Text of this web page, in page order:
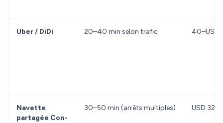
Uber / DiDi 20–40 min selon trafic 40–USD
Navette
partagée Con-
30–50 min (arrêts multiples) USD 32